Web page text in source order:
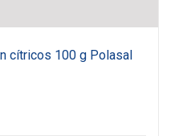
cítricos 100 g Polasal